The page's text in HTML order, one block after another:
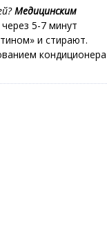
Медицинским
5-7 минут
и стирают.
кондиционера